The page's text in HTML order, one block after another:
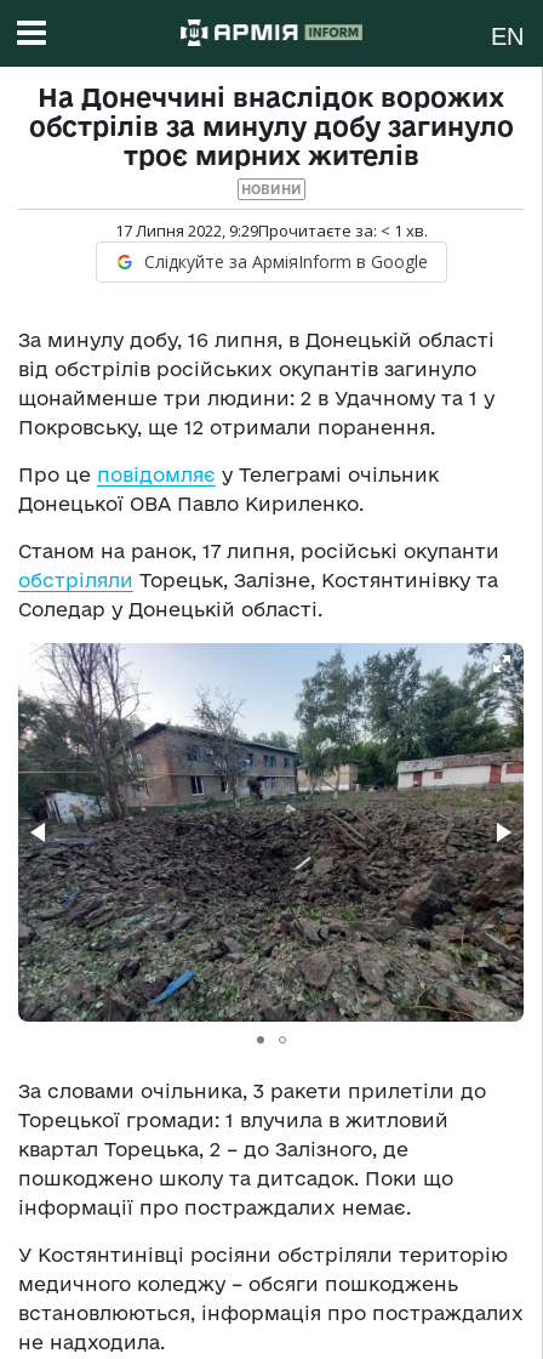
EN
На Донеччині внаслідок ворожих
обстрілів за минулу добу загинуло
троє мирних жителів
НОВИНИ
17 Липня 2022, 9:29Прочитаєте за: < 1 хв.
Слідкуйте за АрміяInform в Google
За минулу добу, 16 липня, в Донецькій області
від обстрілів російських окупантів загинуло
щонайменше три людини: 2 в Удачному та 1 у
Покровську, ще 12 отримали поранення.
Про це повідомляє у Телеграмі очільник
Донецької ОВА Павло Кириленко.
Станом на ранок, 17 липня, російські окупанти
обстріляли Торецьк, Залізне, Костянтинівку та
Соледар у Донецькій області.
За словами очільника, 3 ракети прилетіли до
Торецької громади: 1 влучила в житловий
квартал Торецька, 2 – до Залізного, де
пошкоджено школу та дитсадок. Поки що
інформації про постраждалих немає.
У Костянтинівці росіяни обстріляли територію
медичного коледжу – обсяги пошкоджень
встановлюються, інформація про постраждалих
не надходила.